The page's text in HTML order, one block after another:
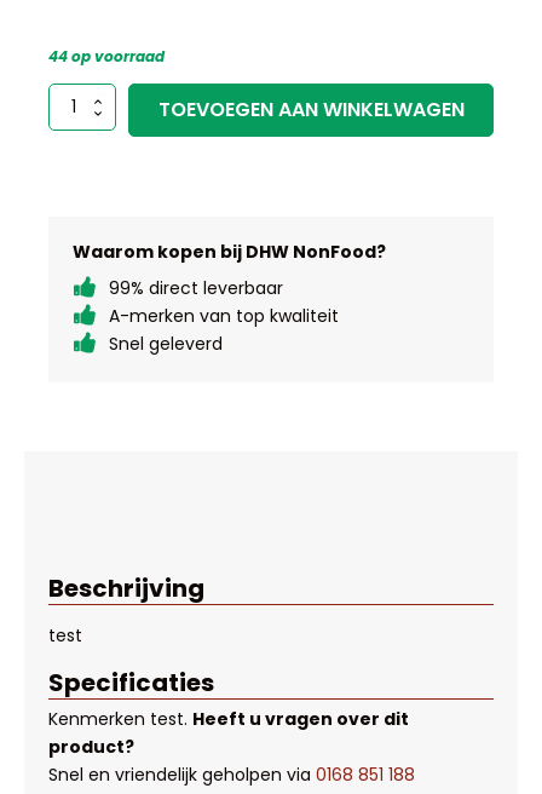
44 op voorraad
test
aantal
TOEVOEGEN AAN WINKELWAGEN
Waarom kopen bij DHW NonFood?
99% direct leverbaar
A-merken van top kwaliteit
Snel geleverd
Beschrijving
test
Specificaties
Kenmerken test. Heeft u vragen over dit
product?
Snel en vriendelijk geholpen via 0168 851 188